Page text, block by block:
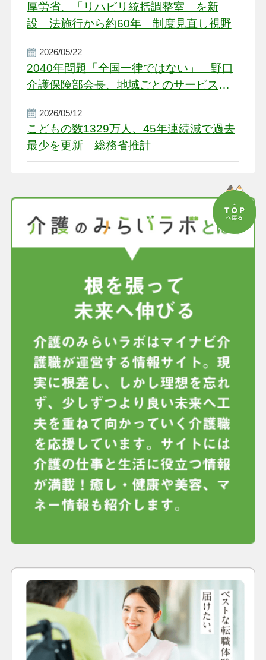
厚労省、「リハビリ統括調整室」を新
設 法施行から約60年 制度見直し視野
2026/05/22
2040年問題「全国一律ではない」 野口
介護保険部会長、地域ごとのサービス基
盤整備を促す
2026/05/12
こどもの数1329万人、45年連続減で過去
最少を更新 総務省推計